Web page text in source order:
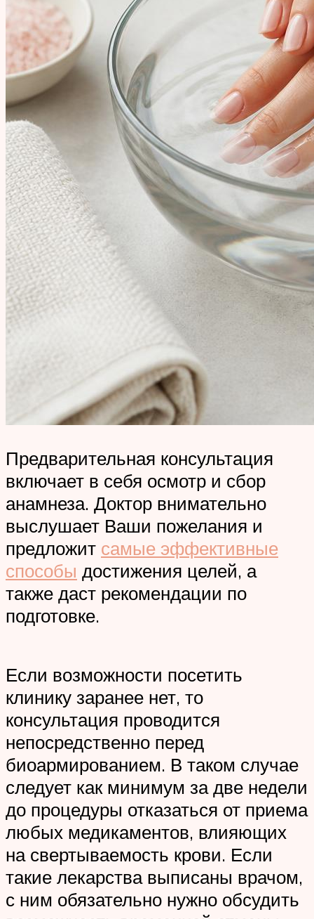
Предварительная консультация
включает в себя осмотр и сбор
анамнеза. Доктор внимательно
выслушает Ваши пожелания и
предложит самые эффективные
способы достижения целей, а
также даст рекомендации по
подготовке.
Если возможности посетить
клинику заранее нет, то
консультация проводится
непосредственно перед
биоармированием. В таком случае
следует как минимум за две недели
до процедуры отказаться от приема
любых медикаментов, влияющих
на свертываемость крови. Если
такие лекарства выписаны врачом,
с ним обязательно нужно обсудить